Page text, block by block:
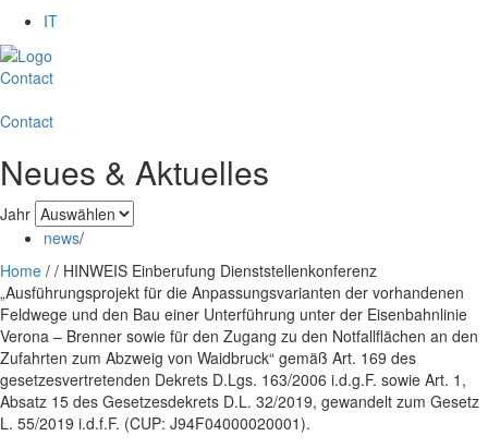
IT
Contact
Contact
Neues & Aktuelles
Jahr
news/
Home / / HINWEIS Einberufung Dienststellenkonferenz
„Ausführungsprojekt für die Anpassungsvarianten der vorhandenen
Feldwege und den Bau einer Unterführung unter der Eisenbahnlinie
Verona – Brenner sowie für den Zugang zu den Notfallflächen an den
Zufahrten zum Abzweig von Waidbruck“ gemäß Art. 169 des
gesetzesvertretenden Dekrets D.Lgs. 163/2006 i.d.g.F. sowie Art. 1,
Absatz 15 des Gesetzesdekrets D.L. 32/2019, gewandelt zum Gesetz
L. 55/2019 i.d.f.F. (CUP: J94F04000020001).